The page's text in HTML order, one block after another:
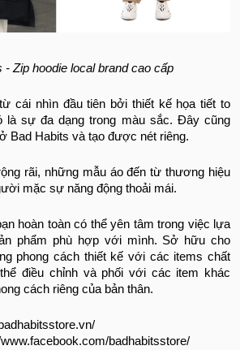
- Zip hoodie local brand cao cấp
cái nhìn đầu tiên bởi thiết kế họa tiết to
là sự đa dạng trong màu sắc. Đây cũng
Bad Habits và tạo được nét riêng.
rãi, những mẫu áo đến từ thương hiệu
mặc sự năng động thoải mái.
hoàn toàn có thể yên tâm trong việc lựa
phẩm phù hợp với mình. Sở hữu cho
phong cách thiết kế với các items chất
điều chỉnh và phối với các item khác
cách riêng của bản thân.
badhabitsstore/